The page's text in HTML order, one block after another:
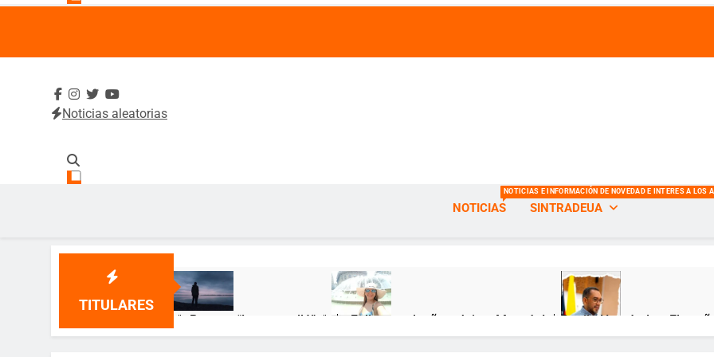
Noticias aleatorias
NOTICIAS
NOTICIAS E INFORMACIÓN DE NOVEDAD E INTERES A LOS
SINTRADEUA
TITULARES
🌹 Poema: “Lo que callé” 🌹
12 Meses Atrás
🎂 ¡Feliz cumpleaños, Jeimy Munzón! 🎂
12 Meses Atrás
Danilo Hernández: El
12 Meses Atrás